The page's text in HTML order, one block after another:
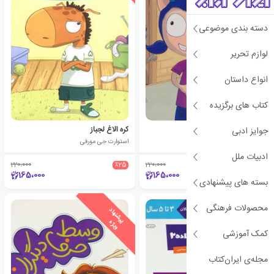
دسته بندی موضوعی
لوازم تحریر
انواع داستان
کتاب های برگزیده
جوایز ادبی
ادبیات ملل
بسته های پیشنهادی
محصولات فرهنگی
کمک آموزشی
مجله‌ی ایران‌کتاب
ای وای گم شدم
220،000
165،000
کره الاغ لجباز
استوارت جی مورفی
٪25 220،000
165،000
ی
ش
ن
ه
ا
د
و
ی
ژ پ
ی
ش
ن
ه
ا
د
و
ی
ژ
ه